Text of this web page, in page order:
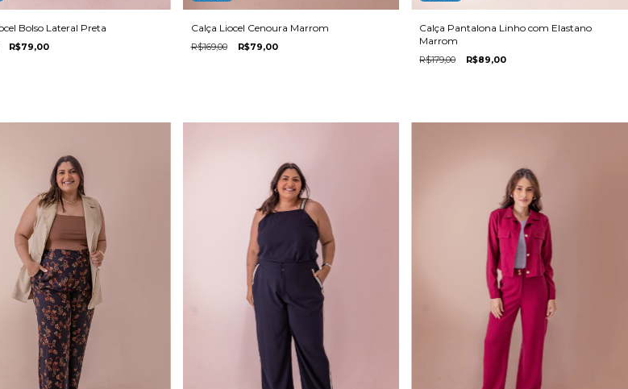
Bolso Lateral Preta
R$79,00
Calça Liocel Cenoura Marrom
R$169,00 R$79,00
Calça Pantalona Linho com Elastano
Marrom
R$179,00 R$89,00